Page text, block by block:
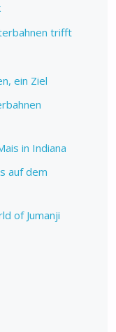
trifft
ein Ziel
in Indiana
auf dem
of Jumanji